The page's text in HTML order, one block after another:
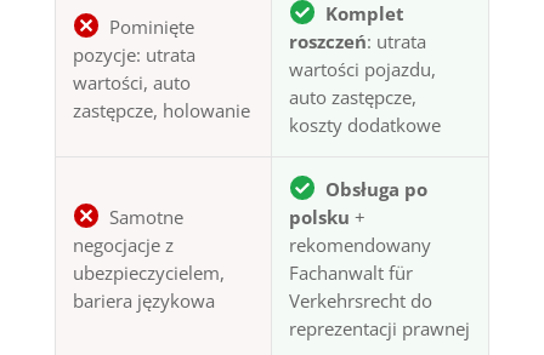
Pominięte
pozycje: utrata
wartości, auto
zastępcze, holowanie
Komplet
roszczeń: utrata
wartości pojazdu,
auto zastępcze,
koszty dodatkowe
Samotne
negocjacje z
ubezpieczycielem,
bariera językowa
Obsługa po
polsku +
rekomendowany
Fachanwalt für
Verkehrsrecht do
reprezentacji prawnej